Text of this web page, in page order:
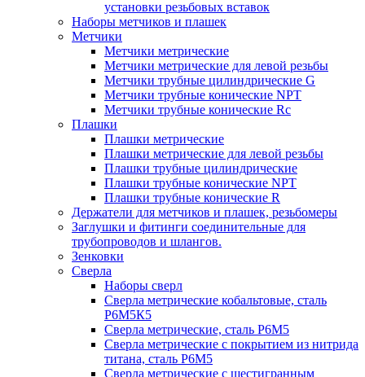
установки резьбовых вставок
Наборы метчиков и плашек
Метчики
Метчики метрические
Метчики метрические для левой резьбы
Метчики трубные цилиндрические G
Метчики трубные конические NPT
Метчики трубные конические Rc
Плашки
Плашки метрические
Плашки метрические для левой резьбы
Плашки трубные цилиндрические
Плашки трубные конические NPT
Плашки трубные конические R
Держатели для метчиков и плашек, резьбомеры
Заглушки и фитинги соединительные для
трубопроводов и шлангов.
Зенковки
Сверла
Наборы сверл
Сверла метрические кобальтовые, сталь
Р6М5К5
Сверла метрические, сталь Р6М5
Сверла метрические с покрытием из нитрида
титана, сталь Р6М5
Сверла метрические с шестигранным